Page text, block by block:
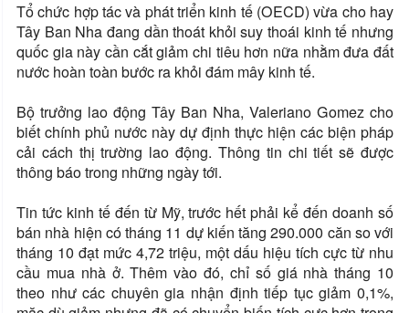
Tổ chức hợp tác và phát triển kinh tế (OECD) vừa cho hay
Tây Ban Nha đang dần thoát khỏi suy thoái kinh tế nhưng
quốc gia này cần cắt giảm chi tiêu hơn nữa nhằm đưa đất
nước hoàn toàn bước ra khỏi đám mây kinh tế.
Bộ trưởng lao động Tây Ban Nha, Valeriano Gomez cho
biết chính phủ nước này dự định thực hiện các biện pháp
cải cách thị trường lao động. Thông tin chi tiết sẽ được
thông báo trong những ngày tới.
Tin tức kinh tế đến từ Mỹ, trước hết phải kể đến doanh số
bán nhà hiện có tháng 11 dự kiến tăng 290.000 căn so với
tháng 10 đạt mức 4,72 triệu, một dấu hiệu tích cực từ nhu
cầu mua nhà ở. Thêm vào đó, chỉ số giá nhà tháng 10
theo như các chuyên gia nhận định tiếp tục giảm 0,1%,